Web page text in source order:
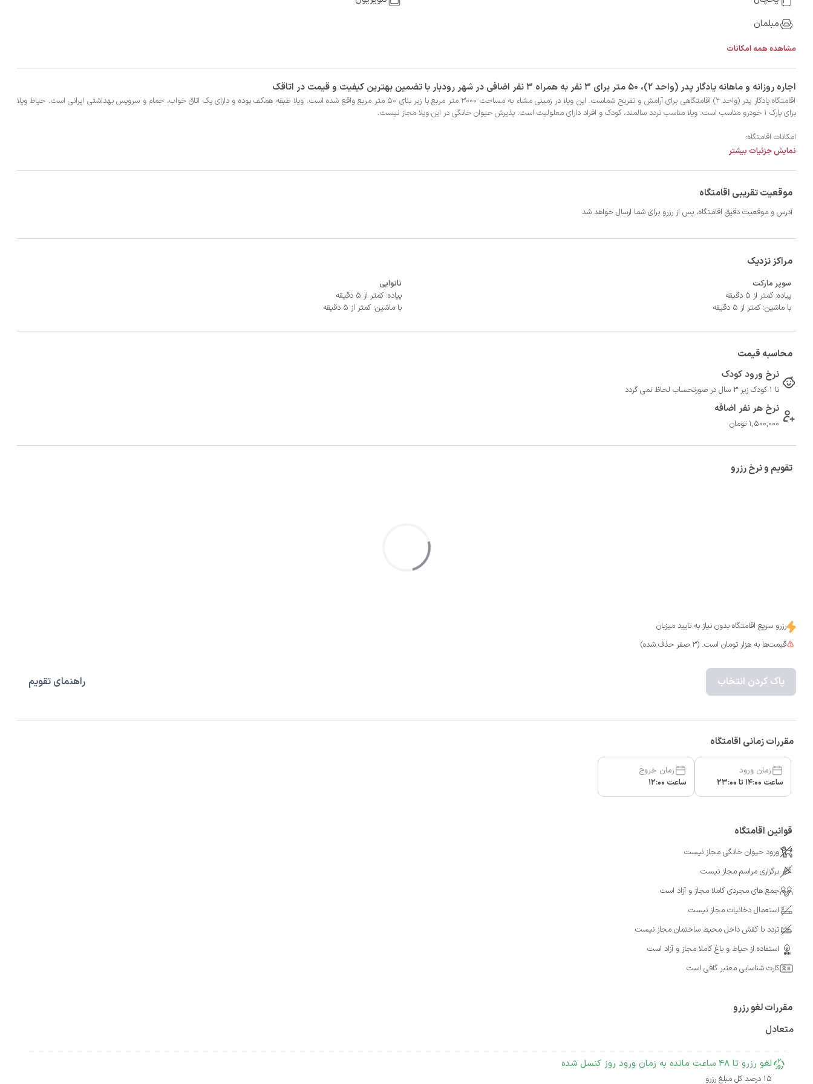
مبلمان
مشاهده همه امکانات
‫‫اجاره روزانه و ماهانه یادگار پدر (واحد ۲)، 50 متر برای 3 نفر به همراه 3 نفر اضافی در شهر رودبار با تضمین بهترین کیفیت و قیمت در اتاقک
اقامتگاه یادگار پدر (واحد ۲) اقامتگاهی برای آرامش و تفریح شماست. این ویلا در زمینی مشاء به مساحت 3000 متر مربع با زیر بنای 50 متر مربع واقع شده است. ویلا طبقه همکف بوده و دارای یک اتاق خواب، حمام و سرویس بهداشتی ایرانی است. حیاط ویلا
- سیستم سرمایشی کولر گازی و گرمایشی بخاری گازی
نمایش جزئیات بیشتر
موقعیت تقریبی اقامتگاه
آدرس و موقعیت دقیق اقامتگاه، پس از رزرو برای شما ارسال خواهد شد
مراکز نزدیک
سوپر مارکت
پیاده: کمتر از 5 دقیقه
با ماشین: کمتر از 5 دقیقه
نانوایی
پیاده: کمتر از 5 دقیقه
با ماشین: کمتر از 5 دقیقه
محاسبه قیمت
نرخ ورود کودک
تا 1 کودک زیر 3 سال در صورتحساب لحاظ نمی گردد
نرخ هر نفر اضافه
1,500,000 تومان
تقویم و نرخ رزرو
رزرو سریع اقامتگاه بدون نیاز به تایید میزبان
قیمت‌ها به هزار تومان است. (3 صفر حذف شده)
پاک کردن انتخاب راهنمای تقویم
مقررات زمانی اقامتگاه
زمان ورود
ساعت 14:00 تا 23:00
زمان خروج
ساعت 12:00
قوانین اقامتگاه
ورود حیوان خانگی مجاز نیست
برگزاری مراسم مجاز نیست
جمع های مجردی کاملا مجاز و آزاد است
استعمال دخانیات مجاز نیست
تردد با کفش داخل محیط ساختمان مجاز نیست
استفاده از حیاط و باغ کاملا مجاز و آزاد است
کارت شناسایی معتبر کافی است
مقررات لغو رزرو
متعادل
لغو رزرو تا 48 ساعت مانده به زمان ورود روز کنسل شده
15 درصد کل مبلغ رزرو